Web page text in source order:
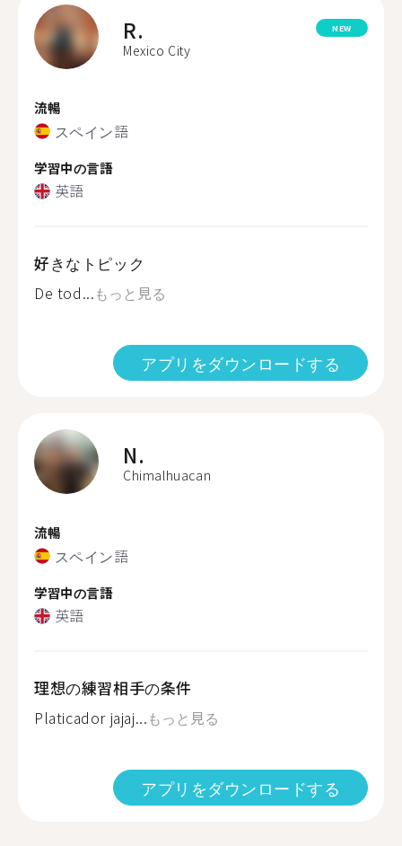
R.
Mexico City
NEW
流暢
スペイン語
学習中の言語
英語
好きなトピック
De tod...もっと見る
アプリをダウンロードする
N.
Chimalhuacan
流暢
スペイン語
学習中の言語
英語
理想の練習相手の条件
Platicador jajaj...もっと見る
アプリをダウンロードする